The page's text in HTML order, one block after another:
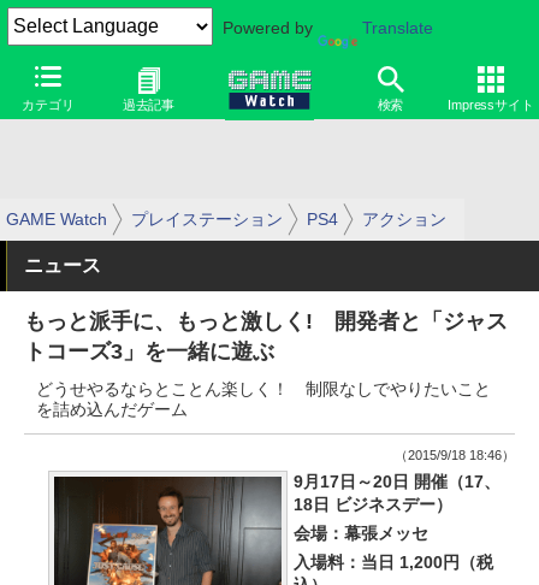
Powered by Translate
カテゴリ 過去記事 検索 Impressサイト
GAME Watch プレイステーション PS4 アクション
ニュース
もっと派手に、もっと激しく! 開発者と「ジャス
トコーズ3」を一緒に遊ぶ
どうせやるならとことん楽しく！ 制限なしでやりたいこと
を詰め込んだゲーム
（2015/9/18 18:46）
9月17日～20日 開催（17、
18日 ビジネスデー）
会場：幕張メッセ
入場料：当日 1,200円（税